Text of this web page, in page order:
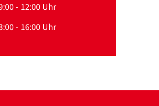
- 12:00 Uhr
- 16:00 Uhr